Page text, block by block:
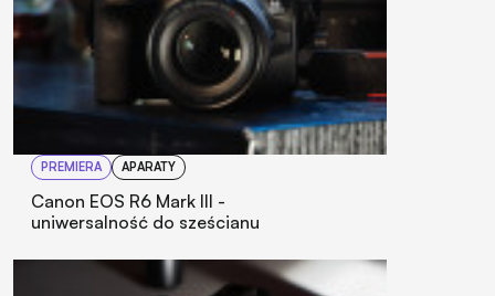
PREMIERA APARATY
Canon EOS R6 Mark III -
uniwersalność do sześcianu